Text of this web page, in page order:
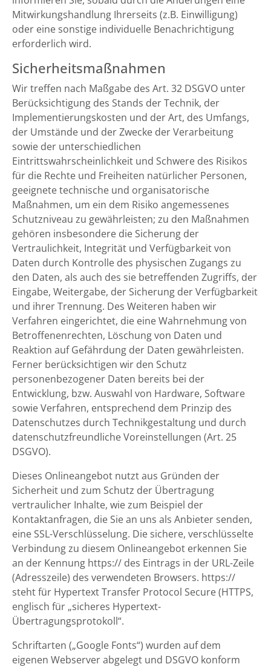
Mitwirkungshandlung Ihrerseits (z.B. Einwilligung)
oder eine sonstige individuelle Benachrichtigung
erforderlich wird.
Sicherheitsmaßnahmen
Wir treffen nach Maßgabe des Art. 32 DSGVO unter
Berücksichtigung des Stands der Technik, der
Implementierungskosten und der Art, des Umfangs,
der Umstände und der Zwecke der Verarbeitung
sowie der unterschiedlichen
Eintrittswahrscheinlichkeit und Schwere des Risikos
für die Rechte und Freiheiten natürlicher Personen,
geeignete technische und organisatorische
Maßnahmen, um ein dem Risiko angemessenes
Schutzniveau zu gewährleisten; zu den Maßnahmen
gehören insbesondere die Sicherung der
Vertraulichkeit, Integrität und Verfügbarkeit von
Daten durch Kontrolle des physischen Zugangs zu
den Daten, als auch des sie betreffenden Zugriffs, der
Eingabe, Weitergabe, der Sicherung der Verfügbarkeit
und ihrer Trennung. Des Weiteren haben wir
Verfahren eingerichtet, die eine Wahrnehmung von
Betroffenenrechten, Löschung von Daten und
Reaktion auf Gefährdung der Daten gewährleisten.
Ferner berücksichtigen wir den Schutz
personenbezogener Daten bereits bei der
Entwicklung, bzw. Auswahl von Hardware, Software
sowie Verfahren, entsprechend dem Prinzip des
Datenschutzes durch Technikgestaltung und durch
datenschutzfreundliche Voreinstellungen (Art. 25
DSGVO).
Dieses Onlineangebot nutzt aus Gründen der
Sicherheit und zum Schutz der Übertragung
vertraulicher Inhalte, wie zum Beispiel der
Kontaktanfragen, die Sie an uns als Anbieter senden,
eine SSL-Verschlüsselung. Die sichere, verschlüsselte
Verbindung zu diesem Onlineangebot erkennen Sie
an der Kennung https:// des Eintrags in der URL-Zeile
(Adresszeile) des verwendeten Browsers. https://
steht für Hypertext Transfer Protocol Secure (HTTPS,
englisch für „sicheres Hypertext-
Übertragungsprotokoll“.
Schriftarten („Google Fonts“) wurden auf dem
eigenen Webserver abgelegt und DSGVO konform